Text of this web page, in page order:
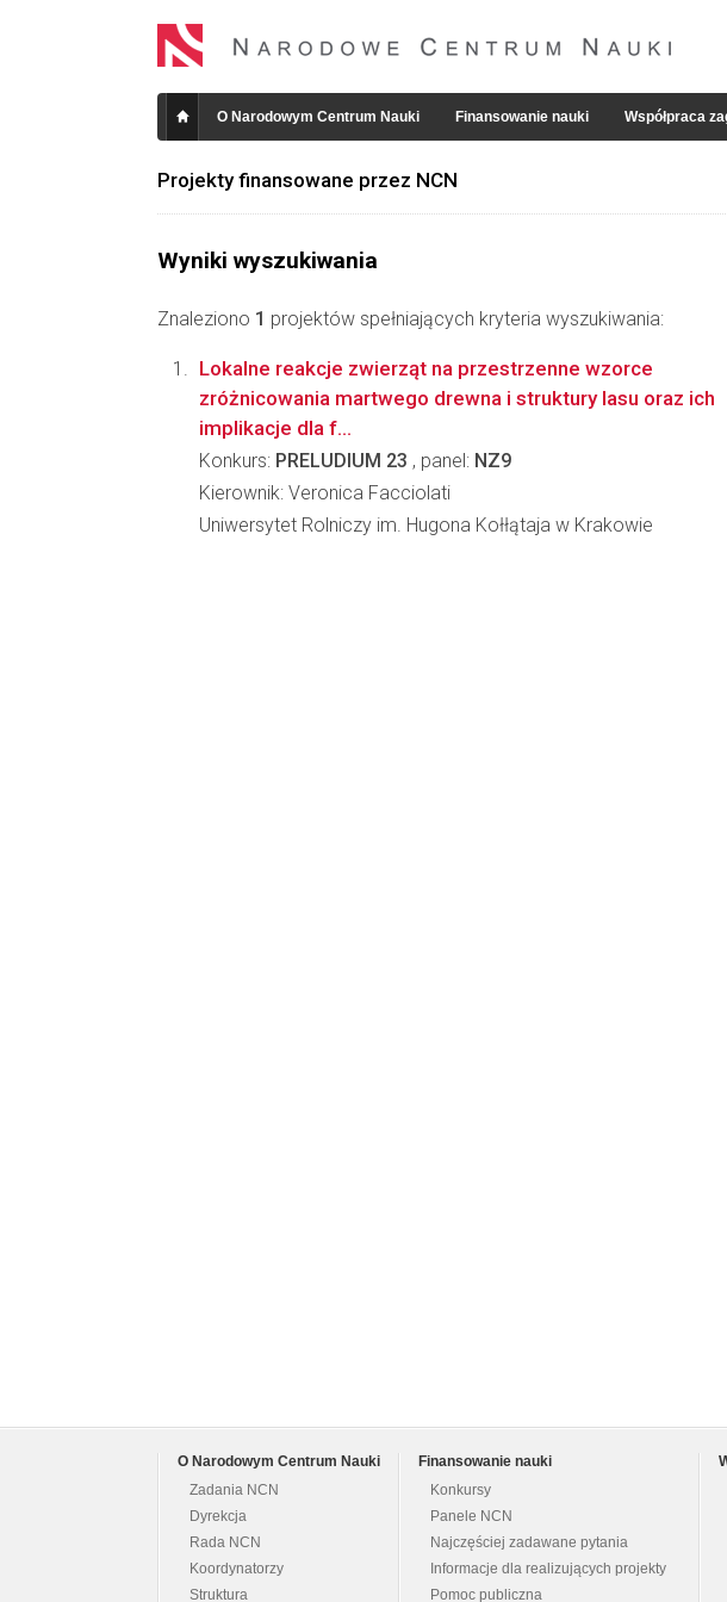
O Narodowym Centrum Nauki Finansowanie nauki Współpraca
Projekty finansowane przez NCN
Wyniki wyszukiwania
Znaleziono 1 projektów spełniających kryteria wyszukiwania:
Lokalne reakcje zwierząt na przestrzenne wzorce
zróżnicowania martwego drewna i struktury lasu oraz ich
implikacje dla f...
Konkurs: PRELUDIUM 23 , panel: NZ9
Kierownik: Veronica Facciolati
Uniwersytet Rolniczy im. Hugona Kołłątaja w Krakowie
O Narodowym Centrum Nauki
Zadania NCN
Dyrekcja
Rada NCN
Koordynatorzy
Struktura
Finansowanie nauki
Konkursy
Panele NCN
Najczęściej zadawane pytania
Informacje dla realizujących projekty
Pomoc publiczna